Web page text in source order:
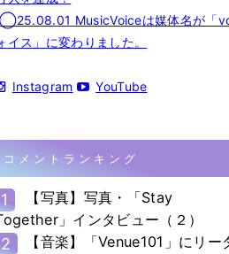
◯25.08.01 MusicVoiceは媒体名が「
イス」に変わりました。
Instagram YouTube
コメントランキング
1
【写真】写真・「Stay
」インタビュー（２）
2
【音楽】「Venue101」にリー